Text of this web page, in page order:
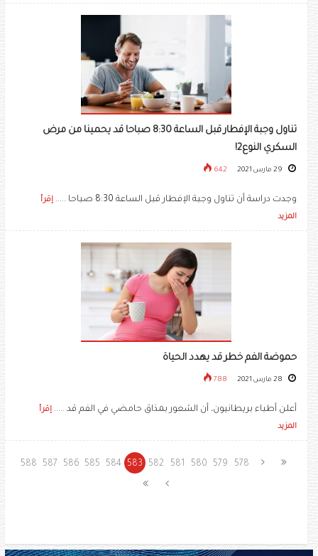
تناول وجبة الإفطار قبل الساعة 8:30 صباحا قد يحمينا من مرض
السكري النوع2!
642
وجدت دراسة أن تناول وجبة الإفطار قبل الساعة 8:30 صباحا .....
إقرأ
المزيد
حموضة الفم خطر قد يهدد الحياة
788
أعلن أطباء بريطانيون، أن الشعور بمذاق حامضي في الفم قد ..... إقرأ
المزيد
578
579
580
581
582
583
584
585
586
587
588